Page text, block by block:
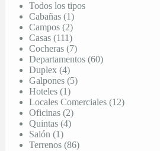
Todos los tipos
Cabañas (1)
Campos (2)
Casas (111)
Cocheras (7)
Departamentos (60)
Duplex (4)
Galpones (5)
Hoteles (1)
Locales Comerciales (12)
Oficinas (2)
Quintas (4)
Salón (1)
Terrenos (86)